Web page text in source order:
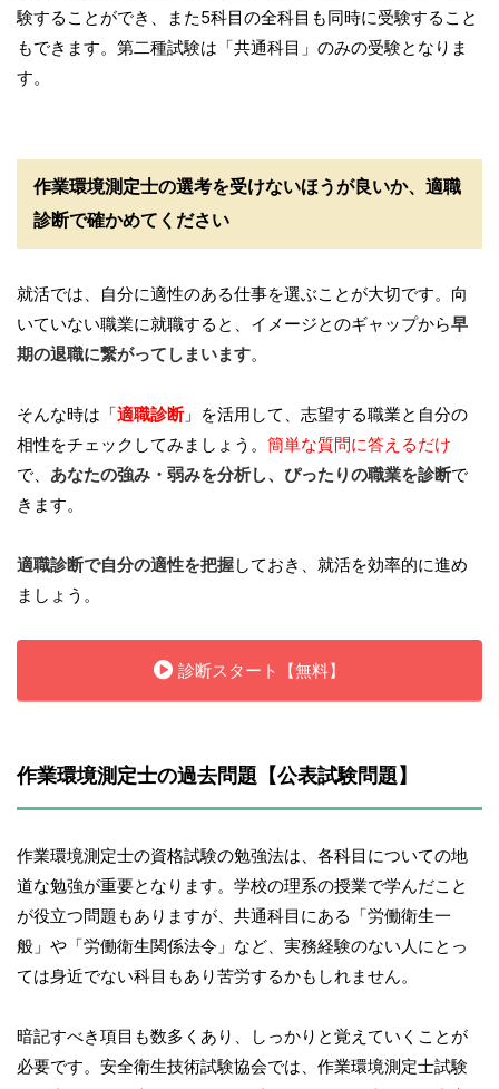
験することができ、また5科目の全科目も同時に受験すること
もできます。第二種試験は「共通科目」のみの受験となりま
す。
作業環境測定士の選考を受けないほうが良いか、適職
診断で確かめてください
就活では、自分に適性のある仕事を選ぶことが大切です。向
いていない職業に就職すると、イメージとのギャップから早
期の退職に繋がってしまいます。
そんな時は「適職診断」を活用して、志望する職業と自分の
相性をチェックしてみましょう。 簡単な質問に答えるだけ
で、 あなたの強み・弱みを分析し、ぴったりの職業を診断で
きます。
適職診断で自分の適性を把握しておき、就活を効率的に進め
ましょう。
診断スタート【無料】
作業環境測定士の過去問題【公表試験問題】
作業環境測定士の資格試験の勉強法は、各科目についての地
道な勉強が重要となります。学校の理系の授業で学んだこと
が役立つ問題もありますが、共通科目にある「労働衛生一
般」や「労働衛生関係法令」など、実務経験のない人にとっ
ては身近でない科目もあり苦労するかもしれません。
暗記すべき項目も数多くあり、しっかりと覚えていくことが
必要です。安全衛生技術試験協会では、作業環境測定士試験